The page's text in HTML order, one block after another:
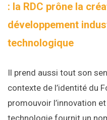
: la RDC prône la
développement
technologique
Il prend aussi tout son
contexte de l’identité du
promouvoir l’innovation